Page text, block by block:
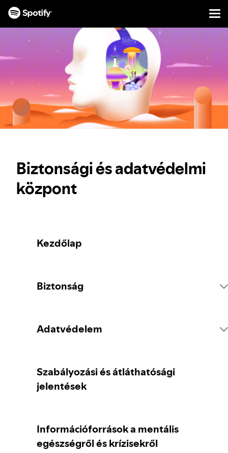
A
TARTALOMRA
Biztonsági és adatvédelmi
központ
Kezdőlap
Biztonság
Tartalom jelentése
Útmutató szülőknek és gondviselőknek
Adatvédelem
Adatvédelmi beállítások
Szabályozási és átláthatósági
jelentések
Információforrások a mentális
egészségről és krízisekről